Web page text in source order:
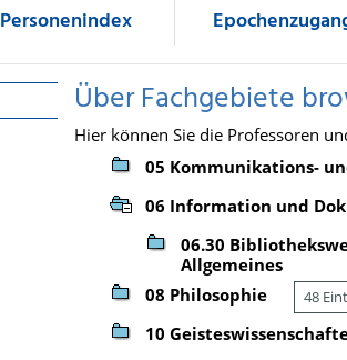
Personenindex
Über Fachgebiete
Hier können Sie die Professoren
05 Kommunikations-
06 Information und
06.30
Allgemeines
08 Philosophie 48
10